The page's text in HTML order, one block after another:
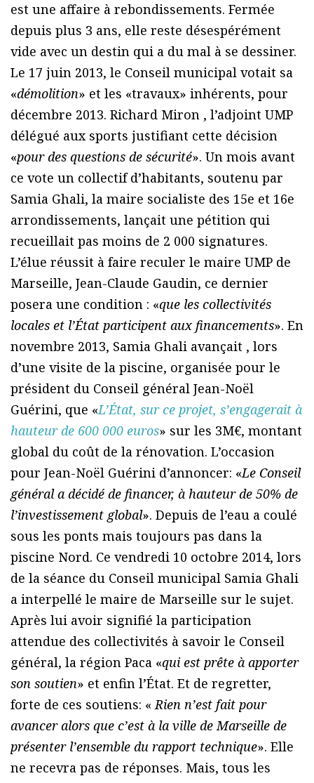
est une affaire à rebondissements. Fermée
depuis plus 3 ans, elle reste désespérément
vide avec un destin qui a du mal à se dessiner.
Le 17 juin 2013, le Conseil municipal votait sa
«démolition» et les «travaux» inhérents, pour
décembre 2013. Richard Miron , l’adjoint UMP
délégué aux sports justifiant cette décision
«pour des questions de sécurité». Un mois avant
ce vote un collectif d’habitants, soutenu par
Samia Ghali, la maire socialiste des 15e et 16e
arrondissements, lançait une pétition qui
recueillait pas moins de 2 000 signatures.
L’élue réussit à faire reculer le maire UMP de
Marseille, Jean-Claude Gaudin, ce dernier
posera une condition : «que les collectivités
locales et l’État participent aux financements». En
novembre 2013, Samia Ghali avançait , lors
d’une visite de la piscine, organisée pour le
président du Conseil général Jean-Noël
Guérini, que «L’État, sur ce projet, s’engagerait à
hauteur de 600 000 euros» sur les 3M€, montant
global du coût de la rénovation. L’occasion
pour Jean-Noël Guérini d’annoncer: «Le Conseil
général a décidé de financer, à hauteur de 50% de
l’investissement global». Depuis de l’eau a coulé
sous les ponts mais toujours pas dans la
piscine Nord. Ce vendredi 10 octobre 2014, lors
de la séance du Conseil municipal Samia Ghali
a interpellé le maire de Marseille sur le sujet.
Après lui avoir signifié la participation
attendue des collectivités à savoir le Conseil
général, la région Paca «qui est prête à apporter
son soutien» et enfin l’État. Et de regretter,
forte de ces soutiens: «Rien n’est fait pour
avancer alors que c’est à la ville de Marseille de
présenter l’ensemble du rapport technique». Elle
ne recevra pas de réponses. Mais, tous les